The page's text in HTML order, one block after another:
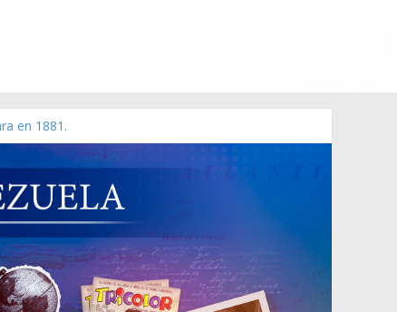
en 1881.
N° 38.394